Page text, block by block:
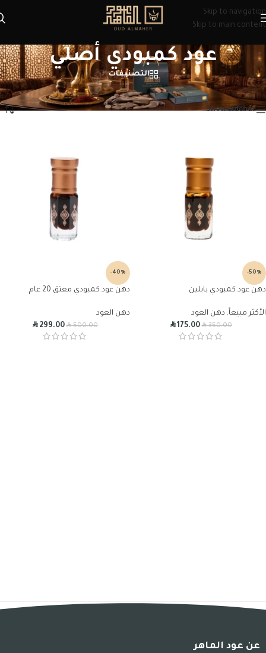
Skip to navigation
Skip to main content
عود كمبودي أصلي
التصنيفات
الرئيسية/منتجات تحت الوسم “عود كمبودي أصلي” عرض ⁦2⁩ من كل النتائج
Show sidebar
-50%
دهن عود كمبودي بايلين
الأكثر مبيعاً, دهن العود
R350.00
R175.00
-40%
دهن عود كمبودي معتق 20 عام
دهن العود
R500.00
R299.00
عن عود الماهر